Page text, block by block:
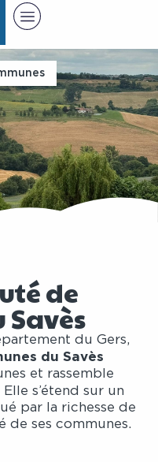
de
Savès
du Gers,
du Savès
et rassemble
Elle s’étend sur un
par la richesse de
de ses communes.